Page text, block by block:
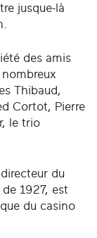
jusque-là
des amis
Thibaud,
Cortot, Pierre
le trio
du
1927, est
du casino